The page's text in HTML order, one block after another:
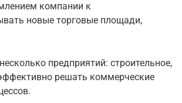
компании к
новые торговые площади,
предприятий: строительное,
решать коммерческие